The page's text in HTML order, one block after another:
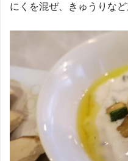
にくを混ぜ、きゅうりな